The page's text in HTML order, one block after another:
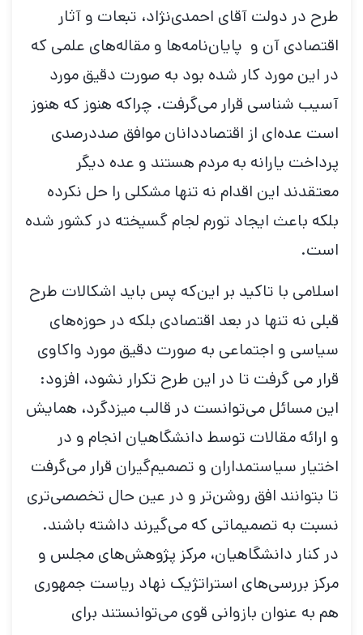
طرح در دولت آقای احمدی‌نژاد، تبعات و آثار
اقتصادی آن و پایان‌نامه‌ها و مقاله‌های علمی که
در این مورد کار شده بود به صورت دقیق مورد
آسیب شناسی قرار می‌گرفت. چراکه هنوز که هنوز
است عده‌ای از اقتصاددانان موافق صددرصدی
پرداخت یارانه به مردم هستند و عده دیگر
معتقدند این اقدام نه تنها مشکلی را حل نکرده
بلکه باعث ایجاد تورم لجام گسیخته در کشور شده
است.
اسلامی با تاکید بر این‌که پس باید اشکالات طرح
قبلی نه تنها در بعد اقتصادی بلکه در حوزه‌های
سیاسی و اجتماعی به صورت دقیق مورد واکاوی
قرار می گرفت تا در این طرح تکرار نشود، افزود:
این مسائل می‌توانست در قالب میزدگرد، همایش‌
و ارائه مقالات توسط دانشگاهیان انجام و در
اختیار سیاستمداران و تصمیم‌گیران قرار می‌گرفت
تا بتوانند افق روشن‌تر و در عین حال تخصصی‌تری
نسبت به تصمیماتی که می‌گیرند داشته باشند.
در کنار دانشگاهیان، مرکز پژوهش‌های مجلس و
مرکز بررسی‌های استراتژیک نهاد ریاست جمهوری
هم به عنوان بازوانی قوی می‌توانستند برای